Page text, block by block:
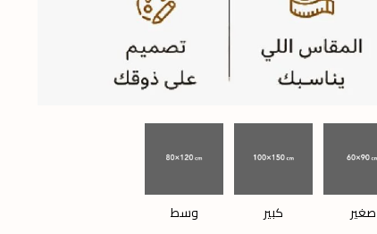
صغير كبير
وسط